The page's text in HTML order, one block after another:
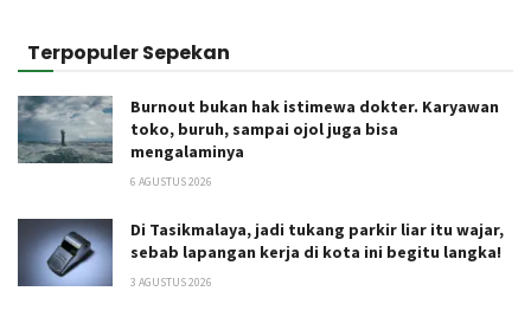
Terpopuler Sepekan
Burnout bukan hak istimewa dokter. Karyawan
toko, buruh, sampai ojol juga bisa
mengalaminya
6 AGUSTUS 2026
Di Tasikmalaya, jadi tukang parkir liar itu wajar,
sebab lapangan kerja di kota ini begitu langka!
3 AGUSTUS 2026